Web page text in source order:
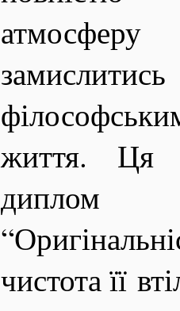
життя. Ця
диплом
чистота її